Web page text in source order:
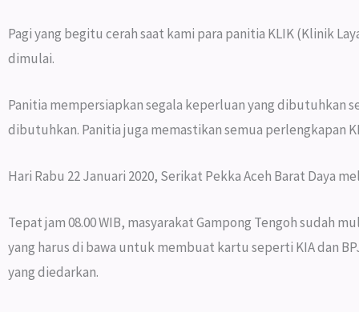
Pagi yang begitu cerah saat kami para panitia KLIK (Klinik
dimulai.
Panitia mempersiapkan segala keperluan yang dibutuhkan
dibutuhkan. Panitia juga memastikan semua perlengkapan
Hari Rabu 22 Januari 2020, Serikat Pekka Aceh Barat Daya
Tepat jam 08.00 WIB, masyarakat Gampong Tengoh sudah
yang harus di bawa untuk membuat kartu seperti KIA dan
yang diedarkan.